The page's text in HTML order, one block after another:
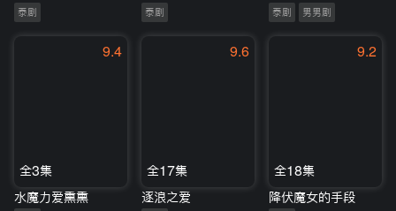
泰剧 泰剧 泰剧 男男剧
9.4
全3集
水魔力爱熏熏
9.6
全17集
逐浪之爱
9.2
全18集
降伏魔女的手段